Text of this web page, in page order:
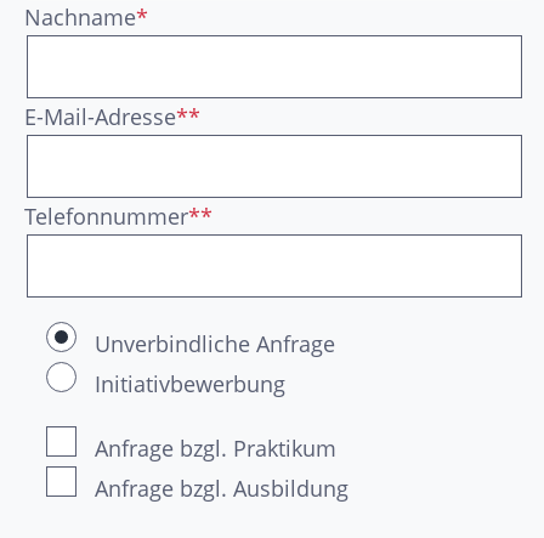
Nachname*
E-Mail-Adresse**
Telefonnummer**
Unverbindliche Anfrage
Initiativbewerbung
Anfrage bzgl. Praktikum
Anfrage bzgl. Ausbildung